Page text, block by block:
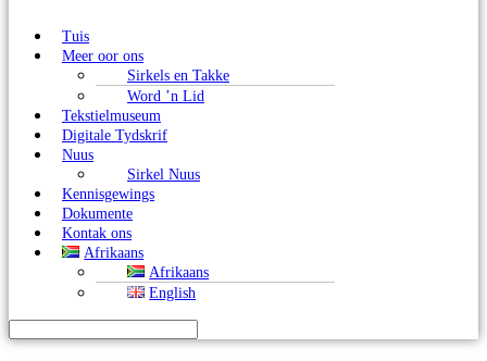
Tuis
Meer oor ons
Sirkels en Takke
Word ’n Lid
Tekstielmuseum
Digitale Tydskrif
Nuus
Sirkel Nuus
Kennisgewings
Dokumente
Kontak ons
Afrikaans
Afrikaans
English